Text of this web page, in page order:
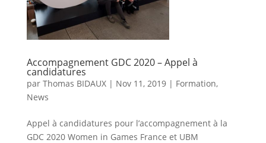
Accompagnement GDC 2020 – Appel à
candidatures
par Thomas BIDAUX| Nov 11, 2019| Formation,
News
Appel à candidatures pour l’accompagnement à la
GDC 2020 Women in Games France et UBM